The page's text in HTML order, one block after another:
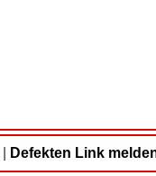
Defekten Link